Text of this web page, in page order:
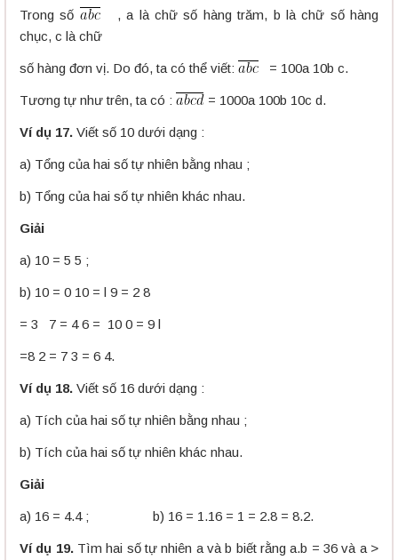
Trong số
, a là chữ số hàng trăm, b là chữ số hàng
chục, c là chữ
số hàng đơn vị. Do đó, ta có thể viết: = 100a 10b c.
Tương tự như trên, ta có : = 1000a 100b 10c d.
Ví dụ 17. Viết số 10 dưới dạng :
a) Tổng của hai số tự nhiên bằng nhau ;
b) Tổng của hai số tự nhiên khác nhau.
Giải
a) 10 = 5 5 ;
b) 10 = 0 10 = l 9 = 2 8
= 3 7 = 4 6 = 10 0 = 9 l
=8 2 = 7 3 = 6 4.
Ví dụ 18. Viết số 16 dưới dạng :
a) Tích của hai số tự nhiên bằng nhau ;
b) Tích của hai số tự nhiên khác nhau.
Giải
a) 16 = 4.4 ; b) 16 = 1.16 = 1 = 2.8 = 8.2.
Ví dụ 19.Tìm hai số tự nhiên a và b biết rằng a.b = 36 và a >